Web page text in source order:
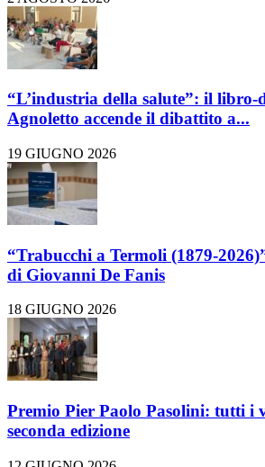
“L’industria della salute”: il libro-
Agnoletto accende il dibattito a...
19 GIUGNO 2026
“Trabucchi a Termoli (1879-
di Giovanni De Fanis
18 GIUGNO 2026
Premio Pier Paolo Pasolini: tutti i
seconda edizione